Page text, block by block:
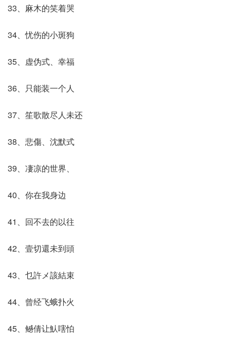
33、麻木的笑着哭
34、忧伤的小斑狗
35、虚伪式、幸福
36、只能装一个人
37、笙歌散尽人未还
38、悲傷、沈默式
39、凄凉的世界、
40、你在我身边
41、回不去的以往
42、壹切還未到頭
43、乜許メ該結束
44、曾经飞蛾扑火
45、鳡倩让魜嗐怕